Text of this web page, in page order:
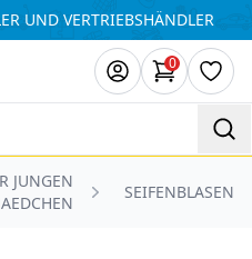
UND VERTRIEBSHÄNDLER
0
Artikel im
JUNGEN
SEIFENBLASEN